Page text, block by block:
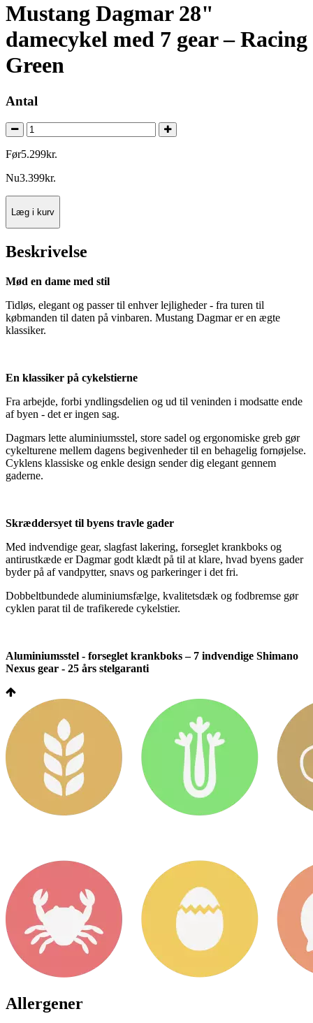
Mustang Dagmar 28"
damecykel med 7 gear – Racing
Green
Antal
Før5.299kr.
Nu3.399kr.
Læg i kurv
Beskrivelse
Mød en dame med stil
Tidløs, elegant og passer til enhver lejligheder - fra turen til
købmanden til daten på vinbaren. Mustang Dagmar er en ægte
klassiker.
En klassiker på cykelstierne
Fra arbejde, forbi yndlingsdelien og ud til veninden i modsatte ende
af byen - det er ingen sag.
Dagmars lette aluminiumsstel, store sadel og ergonomiske greb gør
cykelturene mellem dagens begivenheder til en behagelig fornøjelse.
Cyklens klassiske og enkle design sender dig elegant gennem
gaderne.
Skræddersyet til byens travle gader
Med indvendige gear, slagfast lakering, forseglet krankboks og
antirustkæde er Dagmar godt klædt på til at klare, hvad byens gader
byder på af vandpytter, snavs og parkeringer i det fri.
Dobbeltbundede aluminiumsfælge, kvalitetsdæk og fodbremse gør
cyklen parat til de trafikerede cykelstier.
Aluminiumsstel - forseglet krankboks – 7 indvendige Shimano
Nexus gear - 25 års stelgaranti
Allergener